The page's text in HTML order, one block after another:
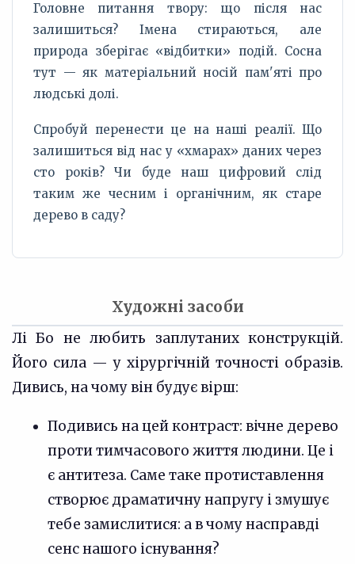
Головне питання твору: що після нас
залишиться? Імена стираються, але
природа зберігає «відбитки» подій. Сосна
тут — як матеріальний носій пам'яті про
людські долі.
Спробуй перенести це на наші реалії. Що
залишиться від нас у «хмарах» даних через
сто років? Чи буде наш цифровий слід
таким же чесним і органічним, як старе
дерево в саду?
Художні засоби
Лі Бо не любить заплутаних конструкцій.
Його сила — у хірургічній точності образів.
Дивись, на чому він будує вірш:
Подивись на цей контраст: вічне дерево
проти тимчасового життя людини. Це і
є антитеза. Саме таке протиставлення
створює драматичну напругу і змушує
тебе замислитися: а в чому насправді
сенс нашого існування?